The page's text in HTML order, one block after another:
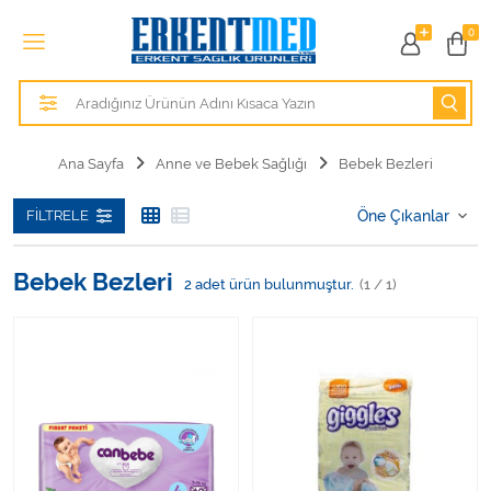
0
Tüm Kategoriler
Alezler
Hasta Bakım Ürünleri
Kişisel Bakım ve Sağlık
Ana Sayfa Anne ve Bebek Sağlığı Bebek Bezleri
FILTRELE
Bebek Bezleri 2 adet ürün bulunmuştur. (1 / 1)